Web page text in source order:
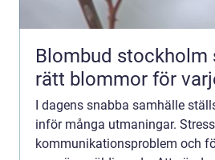
Blombud stockholm så väljer du
rätt blommor för
I dagens snabba samhälle
inför många utmaningar.
kommunikationsproblem och